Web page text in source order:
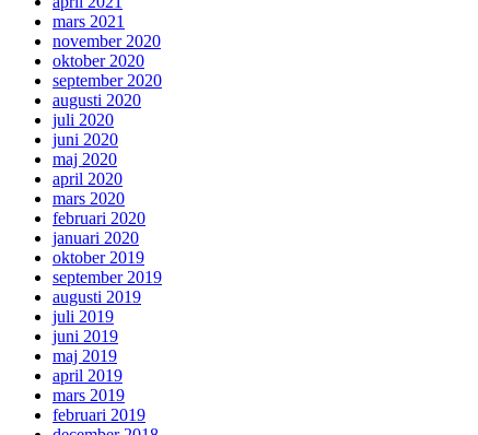
mars 2021
november 2020
oktober 2020
september 2020
augusti 2020
juli 2020
juni 2020
maj 2020
april 2020
mars 2020
februari 2020
januari 2020
oktober 2019
september 2019
augusti 2019
juli 2019
juni 2019
maj 2019
april 2019
mars 2019
februari 2019